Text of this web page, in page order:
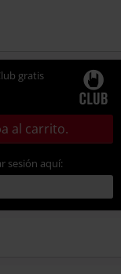
gratis
al carrito.
sesión aquí: